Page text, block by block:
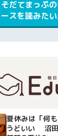
そだてまっぷ
スを読みた
夏休みは「何
うどいい 沼田